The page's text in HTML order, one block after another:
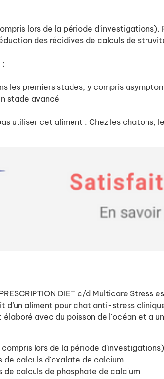
lors de la période
des récidives de calculs de
:
les premiers stades, y compris
stade avancé
utiliser cet aliment : Chez les
DIET c/d Multicare
d’un aliment pour chat anti-stress
avec du poisson de l'océan et a
lors de la période d'investigations)
de calculs d'oxalate de calcium
de calculs de phosphate de calcium